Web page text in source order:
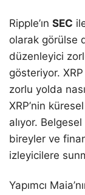
Ripple’ın SEC
olarak görülse
düzenleyici
gösteriyor.
zorlu yolda
XRP’nin
alıyor.
bireyler ve
izleyicilere
Yapımcı